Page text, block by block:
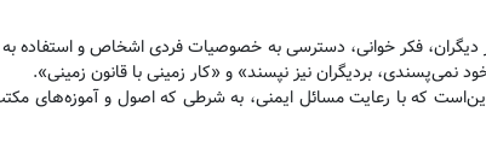
فکر خوانی، دسترسی به خصوصیات فردی اشخاص و استفاده
بردیگران نیز نپسند» و «کار زمینی با قانون زمینی».
که با رعایت مسائل ایمنی، به شرطی که اصول و آموزه‌های